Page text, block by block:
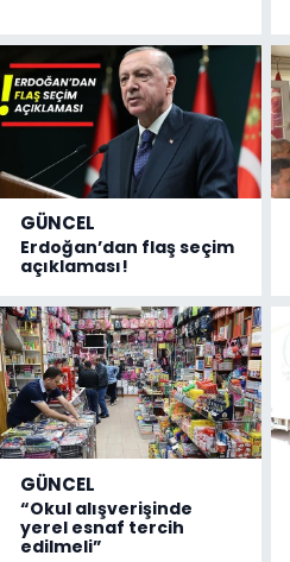
GÜNCEL
Erdoğan’dan flaş seçim
açıklaması!
GÜNCEL
“Okul alışverişinde
yerel esnaf tercih
edilmeli”